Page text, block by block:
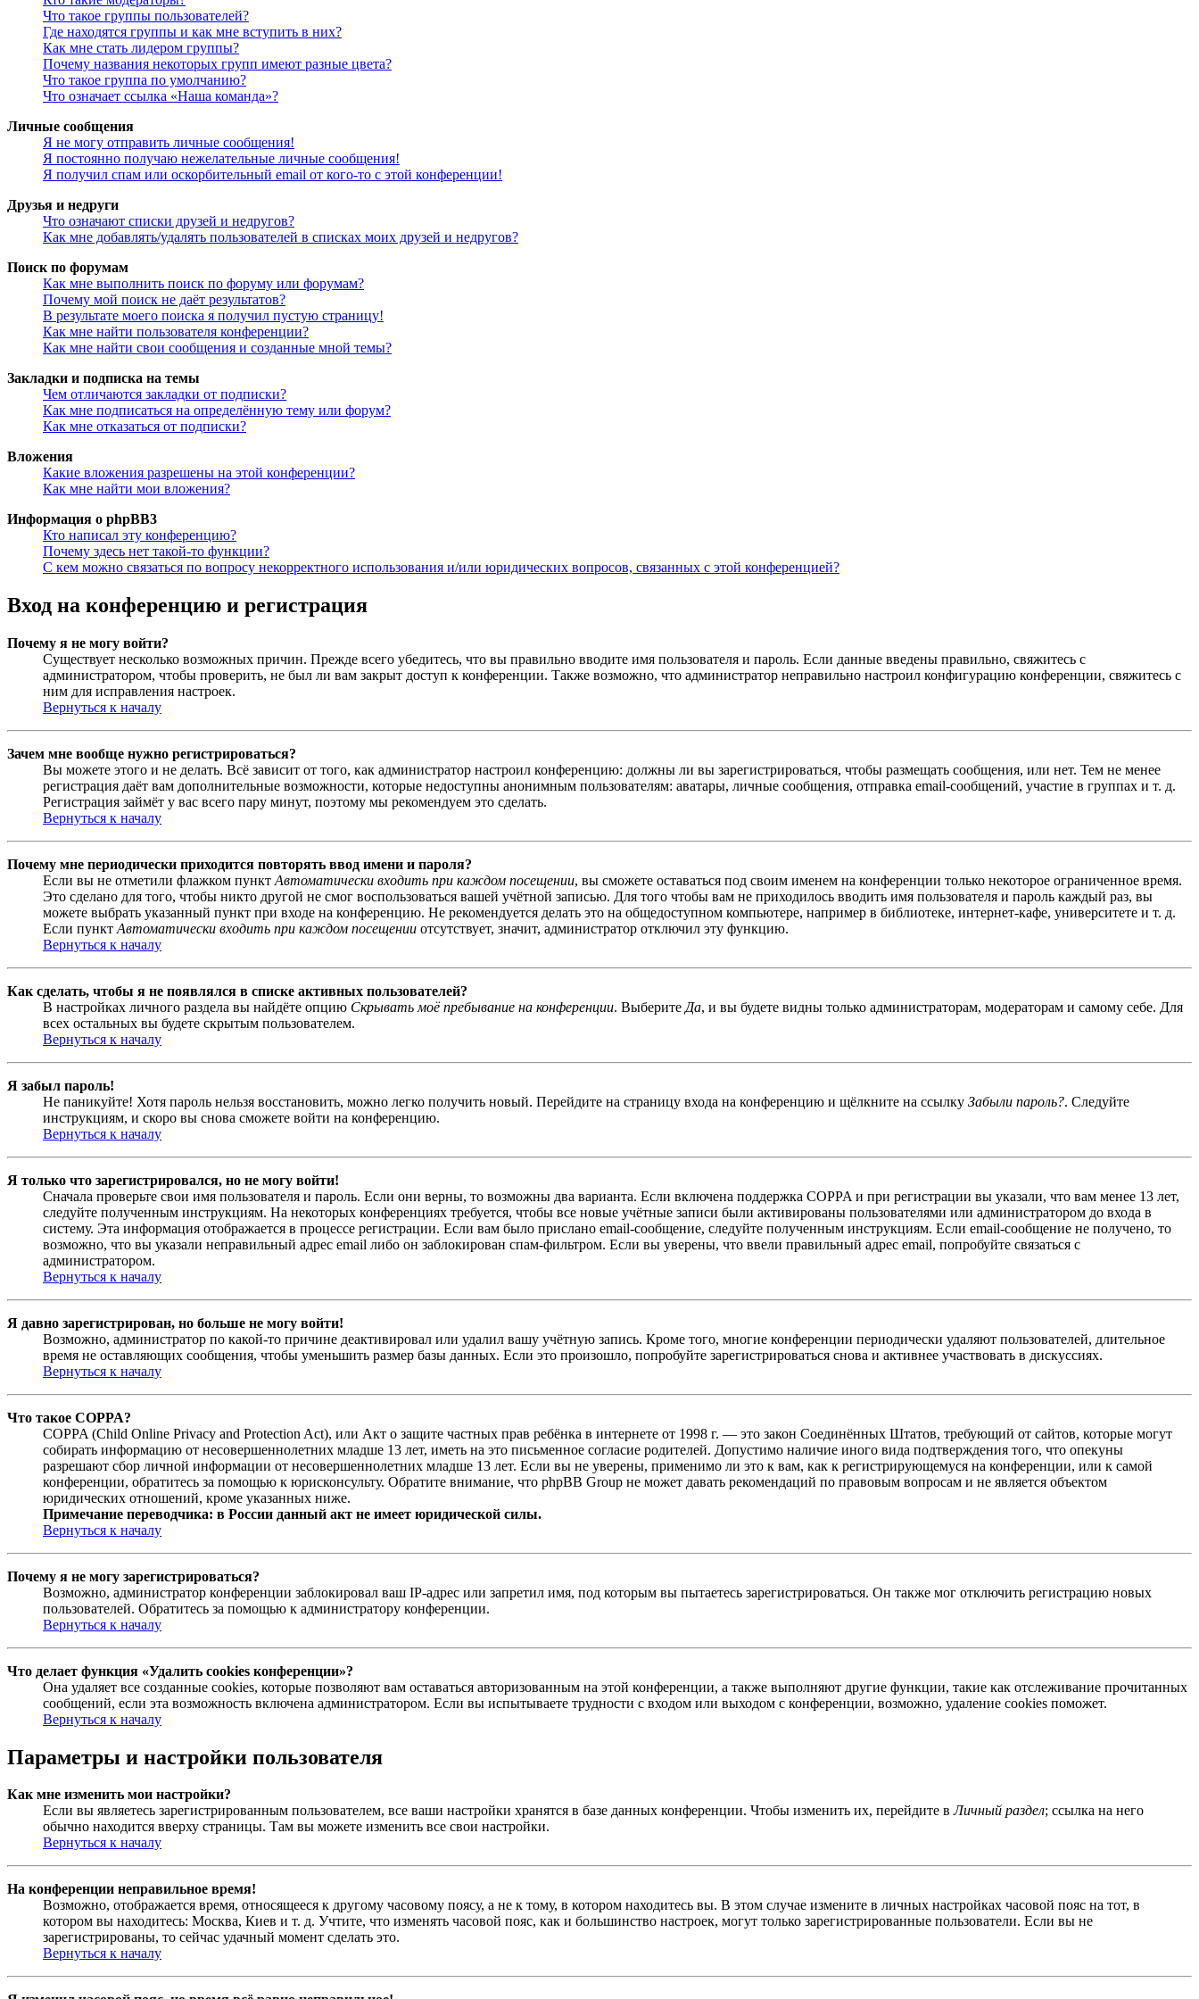
Что такое группы пользователей?
Где находятся группы и как мне вступить в них?
Как мне стать лидером группы?
Почему названия некоторых групп имеют разные цвета?
Что такое группа по умолчанию?
Что означает ссылка «Наша команда»?
Личные сообщения
Я не могу отправить личные сообщения!
Я постоянно получаю нежелательные личные сообщения!
Я получил спам или оскорбительный email от кого-то с этой конференции!
Друзья и недруги
Что означают списки друзей и недругов?
Как мне добавлять/удалять пользователей в списках моих друзей и недругов?
Поиск по форумам
Как мне выполнить поиск по форуму или форумам?
Почему мой поиск не даёт результатов?
В результате моего поиска я получил пустую страницу!
Как мне найти пользователя конференции?
Как мне найти свои сообщения и созданные мной темы?
Закладки и подписка на темы
Чем отличаются закладки от подписки?
Как мне подписаться на определённую тему или форум?
Как мне отказаться от подписки?
Вложения
Какие вложения разрешены на этой конференции?
Как мне найти мои вложения?
Информация о phpBB3
Кто написал эту конференцию?
Почему здесь нет такой-то функции?
С кем можно связаться по вопросу некорректного использования и/или юридических вопросов, связанных с этой конференцией?
Вход на конференцию и регистрация
Почему я не могу войти?
Существует несколько возможных причин. Прежде всего убедитесь, что вы правильно вводите имя пользователя и пароль. Если данные введены правильно, свяжитесь с
администратором, чтобы проверить, не был ли вам закрыт доступ к конференции. Также возможно, что администратор неправильно настроил конфигурацию конференции, свяжитесь с
ним для исправления настроек.
Вернуться к началу
Зачем мне вообще нужно регистрироваться?
Вы можете этого и не делать. Всё зависит от того, как администратор настроил конференцию: должны ли вы зарегистрироваться, чтобы размещать сообщения, или нет. Тем не менее
регистрация даёт вам дополнительные возможности, которые недоступны анонимным пользователям: аватары, личные сообщения, отправка email-сообщений, участие в группах и т. д.
Регистрация займёт у вас всего пару минут, поэтому мы рекомендуем это сделать.
Вернуться к началу
Почему мне периодически приходится повторять ввод имени и пароля?
Если вы не отметили флажком пункт Автоматически входить при каждом посещении, вы сможете оставаться под своим именем на конференции только некоторое ограниченное время.
Это сделано для того, чтобы никто другой не смог воспользоваться вашей учётной записью. Для того чтобы вам не приходилось вводить имя пользователя и пароль каждый раз, вы
можете выбрать указанный пункт при входе на конференцию. Не рекомендуется делать это на общедоступном компьютере, например в библиотеке, интернет-кафе, университете и т. д.
Если пункт Автоматически входить при каждом посещении отсутствует, значит, администратор отключил эту функцию.
Вернуться к началу
Как сделать, чтобы я не появлялся в списке активных пользователей?
В настройках личного раздела вы найдёте опцию Скрывать моё пребывание на конференции. Выберите Да, и вы будете видны только администраторам, модераторам и самому себе. Для
всех остальных вы будете скрытым пользователем.
Вернуться к началу
Я забыл пароль!
Не паникуйте! Хотя пароль нельзя восстановить, можно легко получить новый. Перейдите на страницу входа на конференцию и щёлкните на ссылку Забыли пароль?. Следуйте
инструкциям, и скоро вы снова сможете войти на конференцию.
Вернуться к началу
Я только что зарегистрировался, но не могу войти!
Сначала проверьте свои имя пользователя и пароль. Если они верны, то возможны два варианта. Если включена поддержка COPPA и при регистрации вы указали, что вам менее 13 лет,
следуйте полученным инструкциям. На некоторых конференциях требуется, чтобы все новые учётные записи были активированы пользователями или администратором до входа в
систему. Эта информация отображается в процессе регистрации. Если вам было прислано email-сообщение, следуйте полученным инструкциям. Если email-сообщение не получено, то
возможно, что вы указали неправильный адрес email либо он заблокирован спам-фильтром. Если вы уверены, что ввели правильный адрес email, попробуйте связаться с
администратором.
Вернуться к началу
Я давно зарегистрирован, но больше не могу войти!
Возможно, администратор по какой-то причине деактивировал или удалил вашу учётную запись. Кроме того, многие конференции периодически удаляют пользователей, длительное
время не оставляющих сообщения, чтобы уменьшить размер базы данных. Если это произошло, попробуйте зарегистрироваться снова и активнее участвовать в дискуссиях.
Вернуться к началу
Что такое COPPA?
COPPA (Child Online Privacy and Protection Act), или Акт о защите частных прав ребёнка в интернете от 1998 г. — это закон Соединённых Штатов, требующий от сайтов, которые могут
собирать информацию от несовершеннолетних младше 13 лет, иметь на это письменное согласие родителей. Допустимо наличие иного вида подтверждения того, что опекуны
разрешают сбор личной информации от несовершеннолетних младше 13 лет. Если вы не уверены, применимо ли это к вам, как к регистрирующемуся на конференции, или к самой
конференции, обратитесь за помощью к юрисконсульту. Обратите внимание, что phpBB Group не может давать рекомендаций по правовым вопросам и не является объектом
юридических отношений, кроме указанных ниже.
Примечание переводчика: в России данный акт не имеет юридической силы.
Вернуться к началу
Почему я не могу зарегистрироваться?
Возможно, администратор конференции заблокировал ваш IP-адрес или запретил имя, под которым вы пытаетесь зарегистрироваться. Он также мог отключить регистрацию новых
пользователей. Обратитесь за помощью к администратору конференции.
Вернуться к началу
Что делает функция «Удалить cookies конференции»?
Она удаляет все созданные cookies, которые позволяют вам оставаться авторизованным на этой конференции, а также выполняют другие функции, такие как отслеживание прочитанных
сообщений, если эта возможность включена администратором. Если вы испытываете трудности с входом или выходом с конференции, возможно, удаление cookies поможет.
Вернуться к началу
Параметры и настройки пользователя
Как мне изменить мои настройки?
Если вы являетесь зарегистрированным пользователем, все ваши настройки хранятся в базе данных конференции. Чтобы изменить их, перейдите вЛичный раздел; ссылка на него
обычно находится вверху страницы. Там вы можете изменить все свои настройки.
Вернуться к началу
На конференции неправильное время!
Возможно, отображается время, относящееся к другому часовому поясу, а не к тому, в котором находитесь вы. В этом случае измените в личных настройках часовой пояс на тот, в
котором вы находитесь: Москва, Киев и т. д. Учтите, что изменять часовой пояс, как и большинство настроек, могут только зарегистрированные пользователи. Если вы не
зарегистрированы, то сейчас удачный момент сделать это.
Вернуться к началу